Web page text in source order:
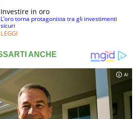
Investire in oro
L’oro torna protagonista tra gli investimenti
sicuri
LEGGI